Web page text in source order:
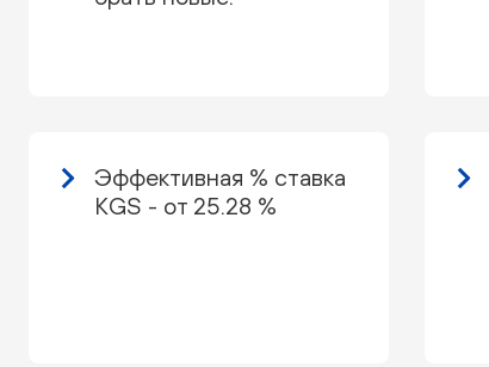
Эффективная % ставка
KGS - от 25.28 %